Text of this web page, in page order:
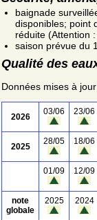
baignade
disponibles; point
réduite (Attention
saison prévue du
Qualité des
Données mises à
2026
03/06 23/06
2025
28/05 18/06
01/09 12/09
note
globale
2025 2024